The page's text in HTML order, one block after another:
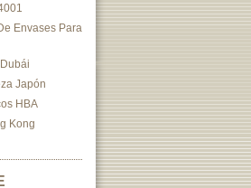
Envases Para
Japón
HBA
Kong